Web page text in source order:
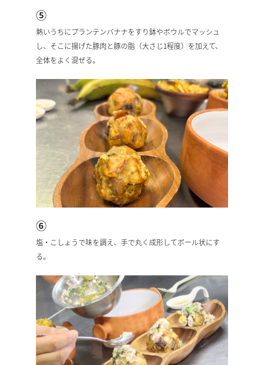
⑤
熱いうちにプランテンバナナをすり鉢やボウルでマッシュ
し、そこに揚げた豚肉と豚の脂（大さじ1程度）を加えて、
全体をよく混ぜる。
⑥
塩・こしょうで味を調え、手で丸く成形してボール状にす
る。